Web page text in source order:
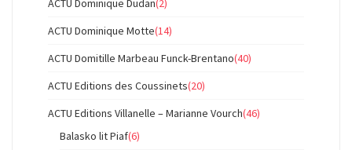
ACTU Dominique Dudan(2)
ACTU Dominique Motte(14)
ACTU Domitille Marbeau Funck-Brentano(40)
ACTU Editions des Coussinets(20)
ACTU Editions Villanelle – Marianne Vourch(46)
Balasko lit Piaf(6)